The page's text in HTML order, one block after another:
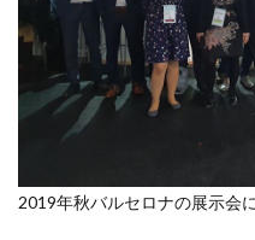
2019年秋バルセロナの展示会